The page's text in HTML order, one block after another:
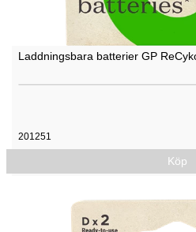
Laddningsbara batterier GP
201251
Köp